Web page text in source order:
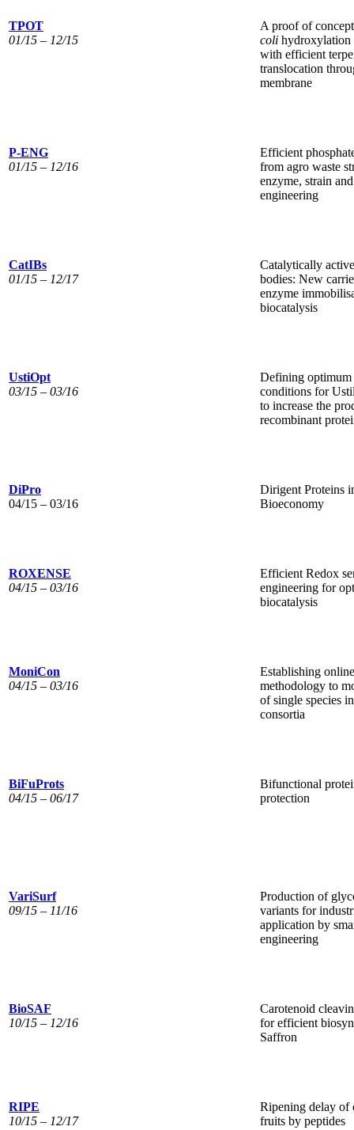
TPOT
01/15 – 12/15
A proof of
coli hydroxylation
with efficient
translocation
membrane
P-ENG
01/15 – 12/16
Efficient
from agro waste
enzyme, strain
engineering
CatIBs
01/15 – 12/17
Catalytically
bodies: New
enzyme
biocatalysis
UstiOpt
03/15 – 03/16
Defining
conditions for
to increase the
recombinant
DiPro
04/15 – 03/16
Dirigent Proteins
Bioeconomy
ROXENSE
04/15 – 03/16
Efficient Redox
engineering for
biocatalysis
MoniCon
04/15 – 03/16
Establishing
methodology to
of single species
consortia
BiFuProts
04/15 – 06/17
Bifunctional
protection
VariSurf
09/15 – 11/16
Production of
variants for
application by
engineering
BioSAF
10/15 – 12/16
Carotenoid
for efficient
Saffron
RIPE
10/15 – 12/17
Ripening delay of
fruits by peptides